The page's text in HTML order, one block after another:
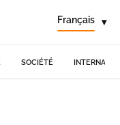
Français ▾
SOCIÉTÉ